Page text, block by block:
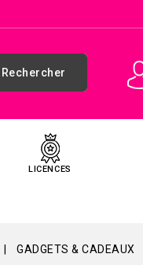
Rechercher
LICENCES
GADGETS & CADEAUX